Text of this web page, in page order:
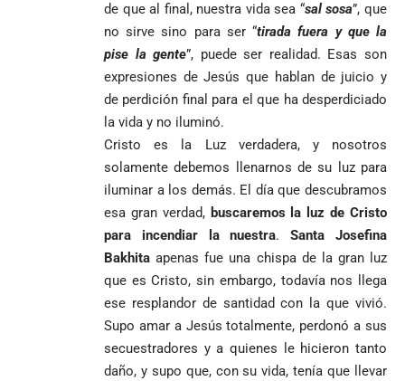
de que al final, nuestra vida sea “sal sosa”, que
no sirve sino para ser “tirada fuera y que la
pise la gente”, puede ser realidad. Esas son
expresiones de Jesús que hablan de juicio y
de perdición final para el que ha desperdiciado
la vida y no iluminó.
Cristo es la Luz verdadera, y nosotros
solamente debemos llenarnos de su luz para
iluminar a los demás. El día que descubramos
esa gran verdad, buscaremos la luz de Cristo
para incendiar la nuestra.Santa Josefina
Bakhitaapenas fue una chispa de la gran luz
que es Cristo, sin embargo, todavía nos llega
ese resplandor de santidad con la que vivió.
Supo amar a Jesús totalmente, perdonó a sus
secuestradores y a quienes le hicieron tanto
daño, y supo que, con su vida, tenía que llevar